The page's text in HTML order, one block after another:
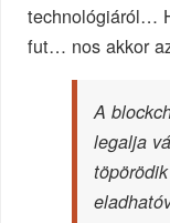
technológiáról…
fut… nos akkor
A
legalja